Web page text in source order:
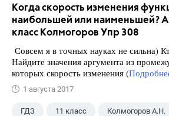
Когда скорость изменения
наибольшей или наименьшей?
класс Колмогоров Упр 308
Совсем я в точных науках не сильна)
Найдите значения аргумента из
которых скорость изменения (
1 августа 2017
ГДЗ 11 класс Колмогоров А.Н.